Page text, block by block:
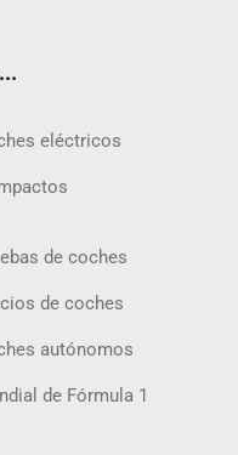
eléctricos
de coches
de coches
autónomos
de Fórmula 1